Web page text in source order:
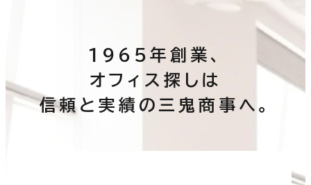
1965年創業、
オフィス探しは
信頼と実績の三鬼商事へ。